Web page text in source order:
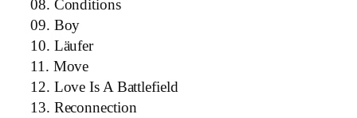
08. Conditions
09. Boy
10. Läufer
11. Move
12. Love Is A Battlefield
13. Reconnection